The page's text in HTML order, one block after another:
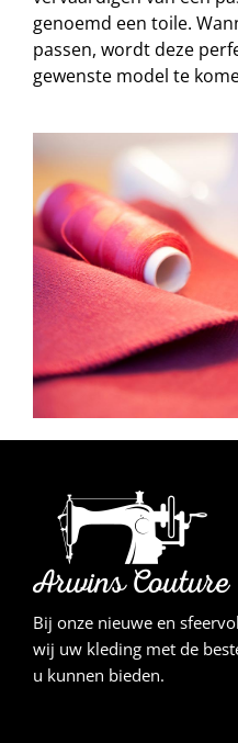
genoemd een toile.
passen, wordt deze
gewenste model te
Bij onze nieuwe en
wij uw kleding met de
u kunnen bieden.